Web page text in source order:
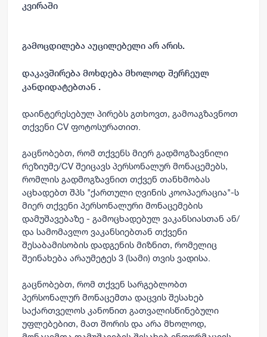
კვირაში
გამოცდილება აუცილებელი არ არის.
დაკავშირება მოხდება მხოლოდ შერჩეულ
კანდიდატებთან .
დაინტერესებულ პირებს გთხოვთ, გამოაგზავნოთ
თქვენი CV ფოტოსურათით.
გაცნობებთ, რომ თქვენს მიერ გადმოგზავნილი
რეზიუმე/CV შეიცავს პერსონალურ მონაცემებს,
რომლის გადმოგზავნით თქვენ თანხმობას
აცხადებთ შპს "ქართული ღვინის კოოპაერაცია"-ს
მიერ თქვენი პერსონალური მონაცემების
დამუშავებაზე - გამოცხადებულ ვაკანსიასთან ან/
და სამომავლო ვაკანსიებთან თქვენი
შესაბამისობის დადგენის მიზნით, რომელიც
შეინახება არაუმეტეს 3 (სამი) თვის ვადისა.
გაცნობებთ, რომ თქვენ სარგებლობთ
პერსონალურ მონაცემთა დაცვის შესახებ
საქართველოს კანონით გათვალისწინებული
უფლებებით, მათ შორის და არა მხოლოდ,